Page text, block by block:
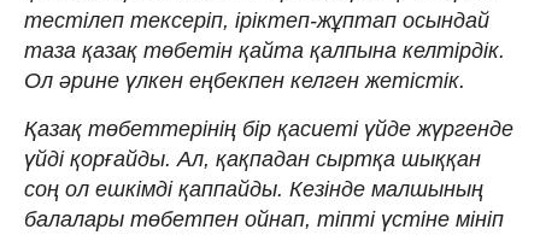
тестілеп тексеріп, іріктеп-жұптап осындай
таза қазақ төбетін қайта қалпына келтірдік.
Ол әрине үлкен еңбекпен келген жетістік.
Қазақ төбеттерінің бір қасиеті үйде жүргенде
үйді қорғайды. Ал, қақпадан сыртқа шыққан
соң ол ешкімді қаппайды. Кезінде малшының
балалары төбетпен ойнап, тіпті үстіне мініп